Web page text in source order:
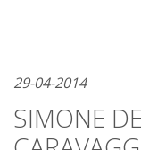
29-04-2014
SIMONE